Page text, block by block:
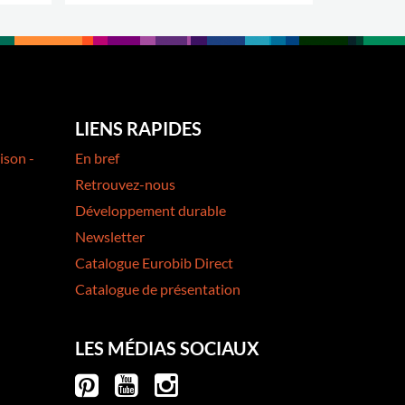
-
LIENS RAPIDES
En bref
Retrouvez-nous
Développement durable
Newsletter
Catalogue Eurobib Direct
Catalogue de présentation
LES MÉDIAS SOCIAUX